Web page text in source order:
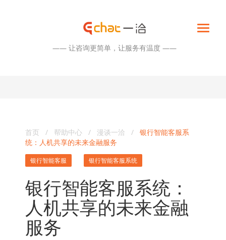
—— 让咨询更简单，让服务有温度 ——
首页 / 帮助中心 / 漫谈一洽 / 银行智能客服系
统：人机共享的未来金融服务
银行智能客服 银行智能客服系统
银行智能客服系统：
人机共享的未来金融
服务